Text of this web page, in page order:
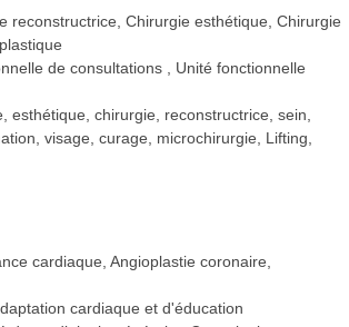
reconstructrice, Chirurgie esthétique, Chirurgie
de consultations
Unité fonctionnelle
esthétique, chirurgie, reconstructrice, sein,
visage, curage, microchirurgie, Lifting,
cardiaque, Angioplastie coronaire,
cardiaque et d'éducation